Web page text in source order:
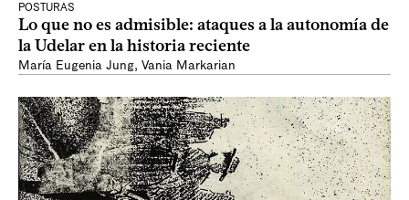
POSTURAS
Lo que no es admisible: ataques a la autonomía de
la Udelar en la historia reciente
María Eugenia Jung, Vania Markarian